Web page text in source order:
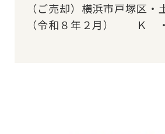
（ご売却）横浜市戸塚区・
（令和８年２月） Ｋ